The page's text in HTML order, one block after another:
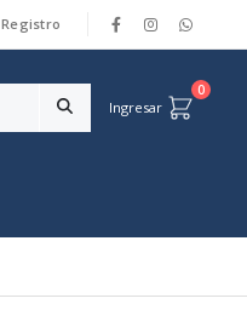
Registro
Ingresar
0